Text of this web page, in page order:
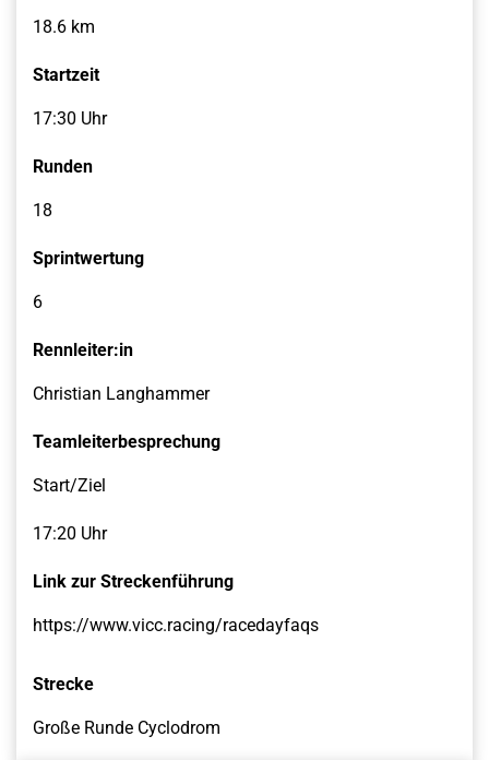
18.6 km
Startzeit
17:30 Uhr
Runden
18
Sprintwertung
6
Rennleiter:in
Christian Langhammer
Teamleiterbesprechung
Start/Ziel
17:20 Uhr
Link zur Streckenführung
https://www.vicc.racing/racedayfaqs
Strecke
Große Runde Cyclodrom